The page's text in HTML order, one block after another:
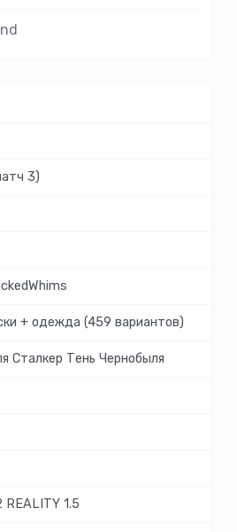
3)
+ одежда (459 вариантов)
Сталкер Тень Чернобыля
REALITY 1.5